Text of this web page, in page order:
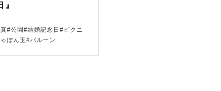
』
#公園#結婚記念日#ピクニ
ぼん玉#バルーン